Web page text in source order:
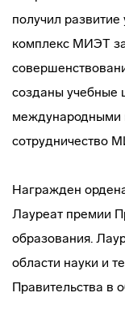
получил
комплекс МИЭТ
созданы учебные
международными
сотрудничество
Награжден
Лауреат премии
образования.
области науки и
Правительства в